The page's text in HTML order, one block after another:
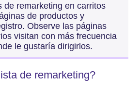
de remarketing en carritos
de productos y
Observe las páginas
visitan con más frecuencia
le gustaría dirigirlos.
de remarketing?